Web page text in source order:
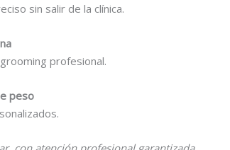
sin salir de la clínica.
profesional.
peso